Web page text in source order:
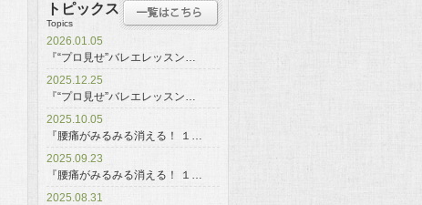
トピックス
Topics
2026.01.05
『“プロ見せ”バレエレッスン…
2025.12.25
『“プロ見せ”バレエレッスン…
2025.10.05
『腰痛がみるみる消える！ １…
2025.09.23
『腰痛がみるみる消える！ １…
2025.08.31